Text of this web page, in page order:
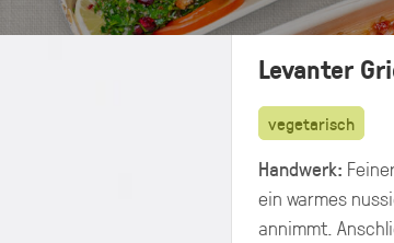
Levanter
vegetarisch
Handwerk:
ein warmes
annimmt.